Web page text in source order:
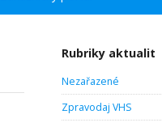
Rubriky aktualit
Nezařazené
Zpravodaj VHS